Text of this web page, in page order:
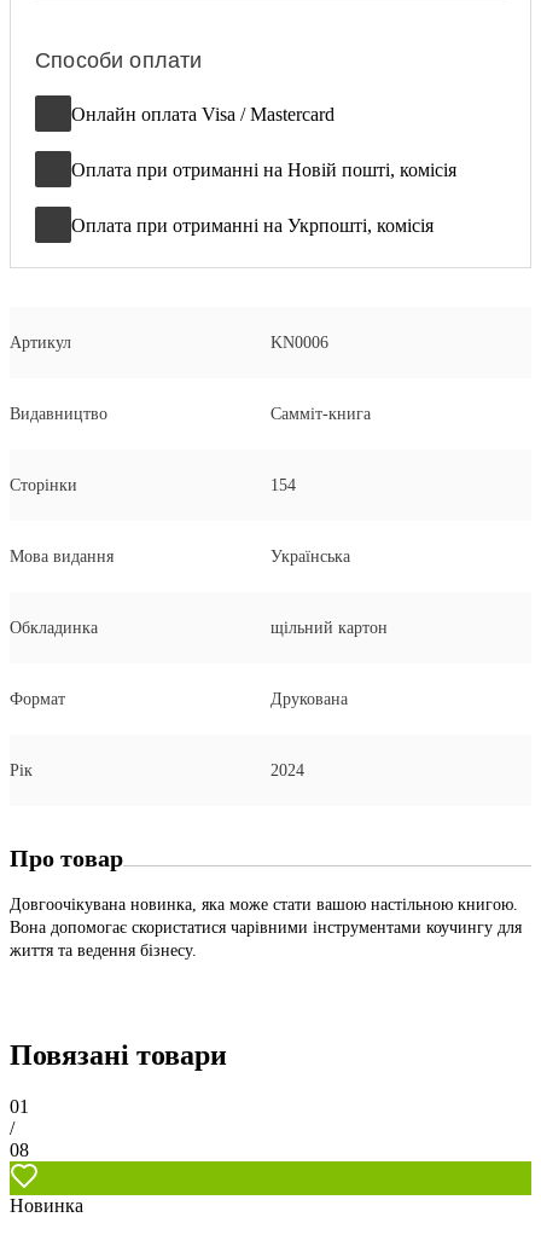
Артикул KN0006
Видавництво Самміт-книга
Сторінки 154
Мова видання Українська
Обкладинка щільний картон
Формат Друкована
Рік 2024
Способи оплати
Онлайн оплата Visa / Mastercard
Оплата при отриманні на Новій пошті, комісія
Оплата при отриманні на Укрпошті, комісія
Про товар
Довгоочікувана новинка, яка може стати вашою настільною книгою.
Вона допомогає скористатися чарівними інструментами коучингу для
життя та ведення бізнесу.
Повязані товари
01
/
08
Новинка